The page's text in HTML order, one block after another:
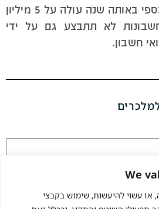
We
או עשוי להיעשות, שימוש בקבצי
בעמותות שמחזורן הכספי באותה שנה עולה על 5 מיליון
לא תתבצע גם על ידי
חשבון.